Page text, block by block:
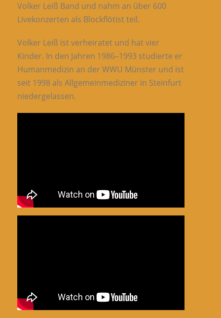
Volker Leiß Band und nahm an über 600
Livekonzerten als Blockflötist teil.
Volker Leiß ist verheiratet und hat vier
Kinder. In den Jahren 1986–1993 studierte er
Humanmedizin an der WWU Münster und ist
seit 1998 als Allgemeinmediziner in Steinfurt
niedergelassen.